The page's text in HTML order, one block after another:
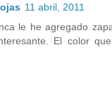
11 abril, 2011
le he agregado
El color